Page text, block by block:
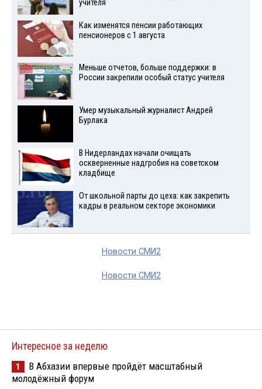
учителя
Как изменятся пенсии работающих
пенсионеров с 1 августа
Меньше отчетов, больше поддержки: в
России закрепили особый статус учителя
Умер музыкальный журналист Андрей
Бурлака
В Нидерландах начали очищать
оскверненные надгробия на советском
кладбище
От школьной парты до цеха: как закрепить
кадры в реальном секторе экономики
Новости СМИ2
Новости СМИ2
Интересное за неделю
1
В Абхазии впервые пройдёт масштабный
молодёжный форум